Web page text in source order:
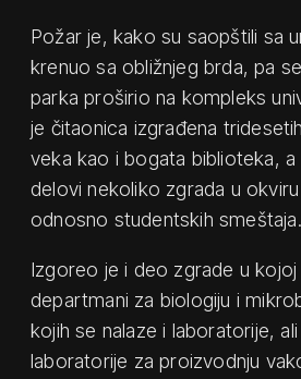
Požar je, kako su saopštili sa
krenuo sa obližnjeg brda, pa
parka proširio na kompleks
je čitaonica izgrađena
veka kao i bogata biblioteka,
delovi nekoliko zgrada u
odnosno studentskih smeštaja.
Izgoreo je i deo zgrade u
departmani za biologiju i
kojih se nalaze i laboratorije,
laboratorije za proizvodnju